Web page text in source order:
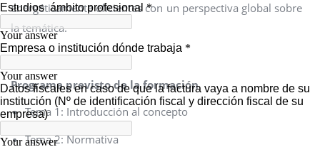
energéticamente eficientes con un perspectiva global sobre
la temática.
Programa previsto de la formación
Tema 1: Introducción al concepto
Tema 2: Normativa